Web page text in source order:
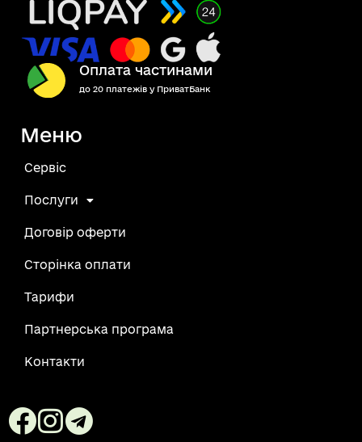
Меню
Сервіс
Послуги
Договір оферти
Сторінка оплати
Тарифи
Партнерська програма
Контакти
Оплата частинами
до 20 платежів у ПриватБанк